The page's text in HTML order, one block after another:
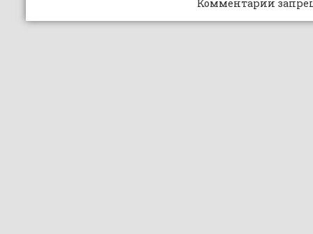
Комментарии